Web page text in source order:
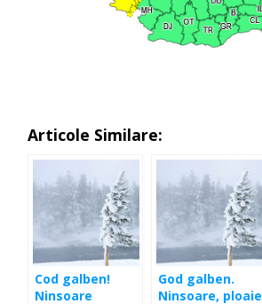
Articole Similare:
Cod galben!
Ninsoare
God galben.
Ninsoare, ploaie